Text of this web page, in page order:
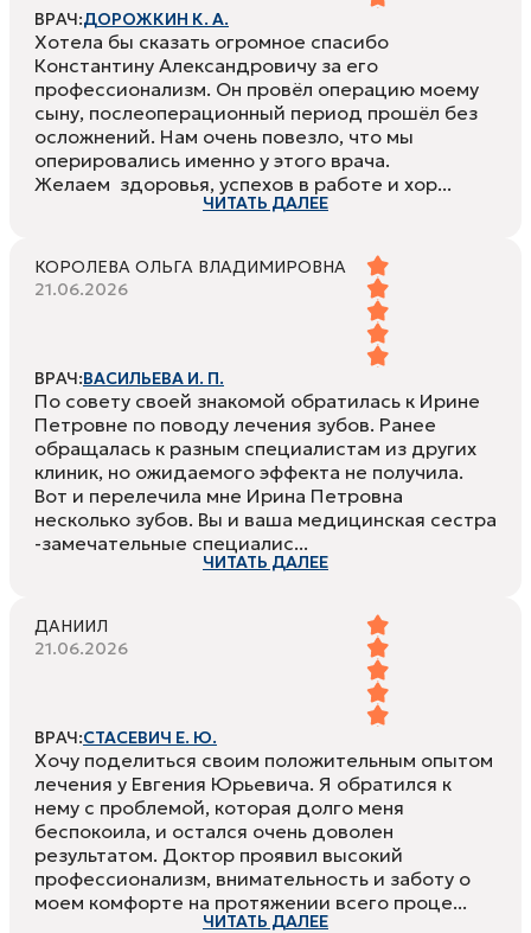
ВРАЧ:ДОРОЖКИН К. А.
Хотела бы сказать огромное спасибо
Константину Александровичу за его
профессионализм. Он провёл операцию моему
сыну, послеоперационный период прошёл без
осложнений. Нам очень повезло, что мы
оперировались именно у этого врача.
Желаем здоровья, успехов в работе и хор...
ЧИТАТЬ ДАЛЕЕ
КОРОЛЕВА ОЛЬГА ВЛАДИМИРОВНА
21.06.2026
ВРАЧ:ВАСИЛЬЕВА И. П.
По совету своей знакомой обратилась к Ирине
Петровне по поводу лечения зубов. Ранее
обращалась к разным специалистам из других
клиник, но ожидаемого эффекта не получила.
Вот и перелечила мне Ирина Петровна
несколько зубов. Вы и ваша медицинская сестра
-замечательные специалис...
ЧИТАТЬ ДАЛЕЕ
ДАНИИЛ
21.06.2026
ВРАЧ:СТАСЕВИЧ Е. Ю.
Хочу поделиться своим положительным опытом
лечения у Евгения Юрьевича. Я обратился к
нему с проблемой, которая долго меня
беспокоила, и остался очень доволен
результатом. Доктор проявил высокий
профессионализм, внимательность и заботу о
моем комфорте на протяжении всего проце...
ЧИТАТЬ ДАЛЕЕ